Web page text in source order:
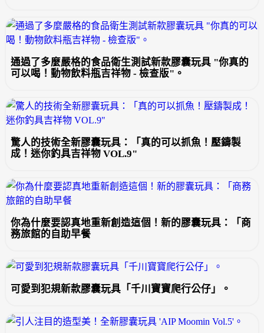
通過了多麼嚴格的食品衛生測試新款膠囊玩具 "你真的
可以喝！動物飲料瓶吉祥物 - 檢查版"。
驚人的技術全新膠囊玩具：「真的可以抓魚！壓鑄製
成！迷你釣具吉祥物 VOL.9"
你為什麼要認真地重新創造這個！新的膠囊玩具：「商
務旅館的自助早餐
可愛到犯規新款膠囊玩具「千川寶寶爬行公仔」。